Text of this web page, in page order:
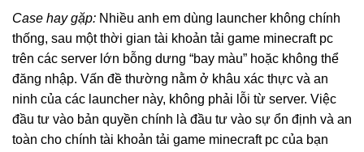
Case hay gặp: Nhiều anh em dùng launcher không chính
thống, sau một thời gian tài khoản tải game minecraft pc
trên các server lớn bỗng dưng “bay màu” hoặc không thể
đăng nhập. Vấn đề thường nằm ở khâu xác thực và an
ninh của các launcher này, không phải lỗi từ server. Việc
đầu tư vào bản quyền chính là đầu tư vào sự ổn định và an
toàn cho chính tài khoản tải game minecraft pc của bạn